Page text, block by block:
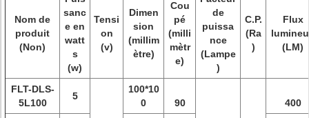
Nom de
produit
(Non)
sanc
e en
watt
s
(w)
Tensi
on
(v)
Dimen
sion
(millim
ètre)
Cou
pé
(milli
mètr
e)
de
puissa
nce
(Lampe
)
C.P.
(Ra
)
Flux
(LM)
FLT-DLS-
5L100
5
100*10
0
90
400